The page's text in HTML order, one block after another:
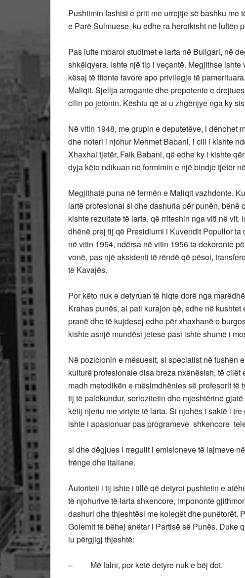
Pushtimin fashist e priti me urrejtje së bashku
e Parë Sulmuese, ku edhe ra heroikisht në luftën
Pas lufte mbaroi studimet e larta në Bullgari, në
shkëlqyera. Ishte një tip i veçantë. Megjithse
kësaj të fitonte favore apo privilegje të
Maliqit. Sjellja arrogante dhe prepotente e
cilin po jetonin. Kështu që ai u zhgënjye nga ky
Në vitin 1948, me grupin e deputetëve, i dënohet
dhe noteri i njohur Mehmet Babani, i cili i kishte
Xhaxhai tjetër, Faik Babani, që edhe ky i kishte
dyja këto ndikuan në formimin e një bindje tjetër
Megjithatë puna në fermën e Maliqit vazhdonte.
lartë profesional si dhe dashuria për punën, bënë
kishte rezultate të larta, që rriteshin nga viti në
dhënë prej tij që Presidiumi i Kuvendit Popullor
në vitin 1954, ndërsa në vitin 1956 ta dekoronte
vonë, pas një aksidenti të rëndë që pësoi,
të Kavajës.
Por këto nuk e detyruan të hiqte dorë nga
Krahas punës, ai pati kurajon që, edhe në
pranë dhe të kujdesej edhe për xhaxhanë e
kishte asnjë mundësi jetese pasi ishte shumë i
Në pozicionin e mësuesit, si specialist në fushën
kulturë profesionale disa breza nxënësish, të
madh metodikën e mësimdhënies së profesorit
tij të palëkundur, seriozitetin dhe mjeshtërinë
këtij njeriu me virtyte të larta. Si njohës i saktë i
ishte i apasionuar pas programeve shkencore
si dhe dëgjues i rregullt i emisioneve të lajmeve
frënge dhe italiane.
Autoriteti i tij ishte i tillë që detyroi pushtetin e
të njohurive të larta shkencore, impononte
dashuri dhe thjeshtësi me kolegët dhe punëtorët.
Golemit të bëhej anëtar i Partisë së Punës. Duke
iu përgjigj thjeshtë:
– Më falni, por këtë detyre nuk e bëj dot.